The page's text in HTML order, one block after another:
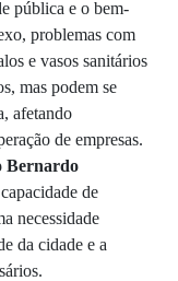
pública e o bem-
problemas com
e vasos sanitários
mas podem se
afetando
de empresas.
Bernardo
de
necessidade
da cidade e a